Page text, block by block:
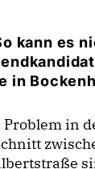
kann es
in
Problem in